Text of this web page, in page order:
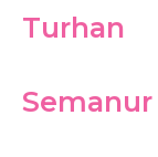
Turhan
Semanur